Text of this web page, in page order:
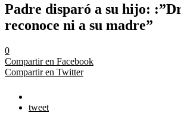
Padre disparó a su hijo:
reconoce ni a su madre”
0
Compartir en Facebook
Compartir en Twitter
tweet